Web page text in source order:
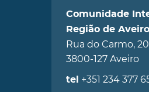
Comunidade
Região de Aveiro
Rua do Carmo, 20
3800-127 Aveiro
tel +351 234 377